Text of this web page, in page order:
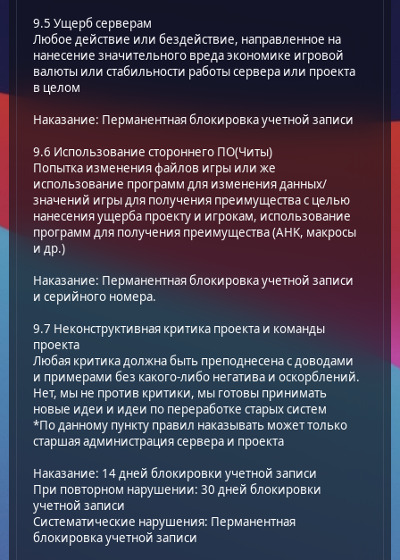
9.5 Ущерб серверам
Любое действие или бездействие, направленное на
нанесение значительного вреда экономике игровой
валюты или стабильности работы сервера или проекта
в целом
Наказание: Перманентная блокировка учетной записи
9.6 Использование стороннего ПО(Читы)
Попытка изменения файлов игры или же
использование программ для изменения данных/
значений игры для получения преимущества с целью
нанесения ущерба проекту и игрокам, использование
программ для получения преимущества (AHK, макросы
и др.)
Наказание: Перманентная блокировка учетной записи
и серийного номера.
9.7 Неконструктивная критика проекта и команды
проекта
Любая критика должна быть преподнесена с доводами
и примерами без какого-либо негатива и оскорблений.
Нет, мы не против критики, мы готовы принимать
новые идеи и идеи по переработке старых систем
*По данному пункту правил наказывать может только
старшая администрация сервера и проекта
Наказание: 14 дней блокировки учетной записи
При повторном нарушении: 30 дней блокировки
учетной записи
Систематические нарушения: Перманентная
блокировка учетной записи